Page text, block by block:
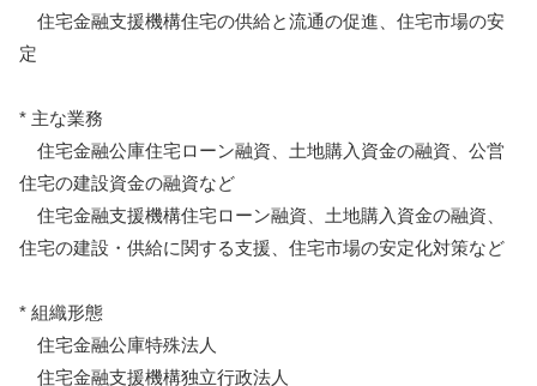
住宅金融支援機構住宅の供給と流通の促進、住宅市場の安
定
* 主な業務
住宅金融公庫住宅ローン融資、土地購入資金の融資、公営
住宅の建設資金の融資など
住宅金融支援機構住宅ローン融資、土地購入資金の融資、
住宅の建設・供給に関する支援、住宅市場の安定化対策など
* 組織形態
住宅金融公庫特殊法人
住宅金融支援機構独立行政法人